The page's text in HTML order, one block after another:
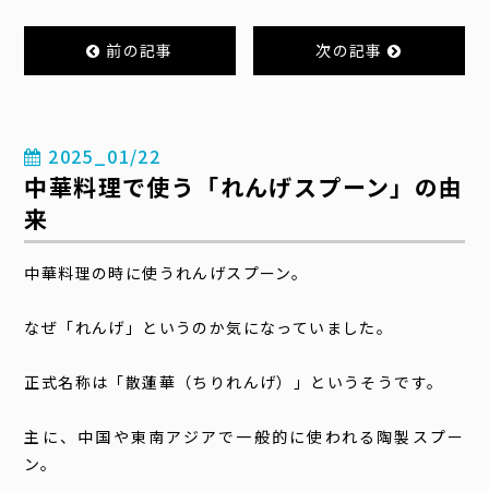
前の記事 次の記事
2025_01/22
中華料理で使う「れんげスプーン」の由
来
中華料理の時に使うれんげスプーン。
なぜ「れんげ」というのか気になっていました。
正式名称は「散蓮華（ちりれんげ）」というそうです。
主に、中国や東南アジアで一般的に使われる陶製スプー
ン。